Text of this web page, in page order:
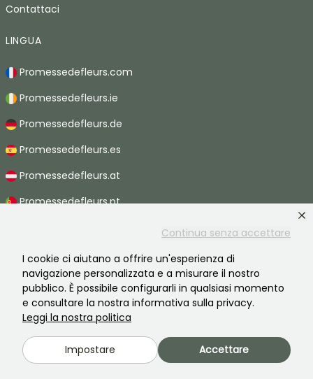
Continua senza accettare
I cookie ci aiutano a offrire un'esperienza di
navigazione personalizzata e a misurare il nostro
pubblico. È possibile configurarli in qualsiasi momento
e consultare la nostra informativa sulla privacy.
Leggi la nostra politica
Impostare Accettare
Contattaci
LINGUA
Promessedefleurs.com
Promessedefleurs.ie
Promessedefleurs.de
Promessedefleurs.es
Promessedefleurs.at
Promessedefleurs.pt
Promessedefleurs.be
Promessedefleurs.ch
2026 ©Promesse de fleurs - Tutti i diritti riservati.
Informazioni legali-Termini e condizioni
Informativa sulla privacy